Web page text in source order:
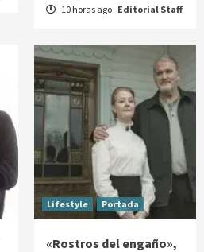
10 horas ago Editorial Staff
Lifestyle Portada
«Rostros del engaño»,